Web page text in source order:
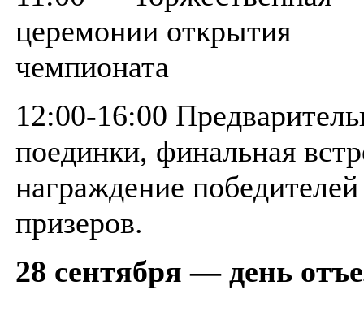
церемонии открытия
чемпионата
12:00-16:00
поединки, финальная
награждение победителей
призеров.
28 сентября — день